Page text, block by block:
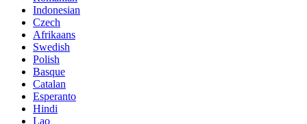
Indonesian
Czech
Afrikaans
Swedish
Polish
Basque
Catalan
Esperanto
Hindi
Lao